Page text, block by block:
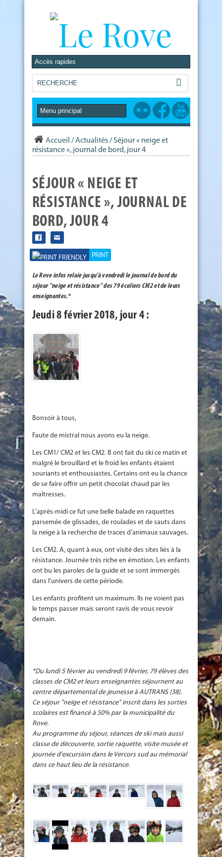
Accueil /Actualités/ Séjour « neige et
résistance », journal de bord, jour 4
SÉJOUR « NEIGE ET
RÉSISTANCE », JOURNAL DE
BORD, JOUR 4
PRINT
Le Rove infos relaie jusqu'à vendredi le journal de bord du
séjour "neige et résistance" des 79 écoliers CM2 et de leurs
enseignantes.*
Jeudi 8 février 2018, jour 4 :
Bonsoir à tous,
Faute de mistral nous avons eu la neige.
Les CM1/ CM2 et les CM2. B ont fait du ski ce matin et
malgré le brouillard et le froid les enfants étaient
souriants et enthousiastes. Certains ont eu la chance
de se faire offrir un petit chocolat chaud par les
maîtresses.
L’après-midi ce fut une belle balade en raquettes
parsemée de glissades, de roulades et de sauts dans
la neige à la recherche de traces d’animaux sauvages.
Les CM2. A, quant à eux, ont visité des sites liés à la
résistance. Journée très riche en émotion. Les enfants
ont bu les paroles de la guide et se sont immergés
dans l’univers de cette période.
Les enfants profitent un maximum. Ils ne voient pas
le temps passer mais seront ravis de vous revoir
demain.
*Du lundi 5 février au vendredi 9 février, 79 élèves des
classes de CM2 et leurs enseignantes séjournent au
centre départemental de jeunesse à AUTRANS (38).
Ce séjour "neige et résistance" inscrit dans les sorties
scolaires est financé à 50% par la municipalité du
Rove.
Au programme du séjour, séances de ski mais aussi
classe de découverte, sortie raquette, visite musée et
journée d'excursion dans le Vercors sud au mémorial
dans ce haut lieu de la résistance.